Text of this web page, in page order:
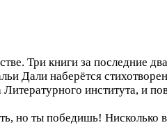
Три книги за последние
Дали наберётся
института, и
но ты победишь! Нисколько